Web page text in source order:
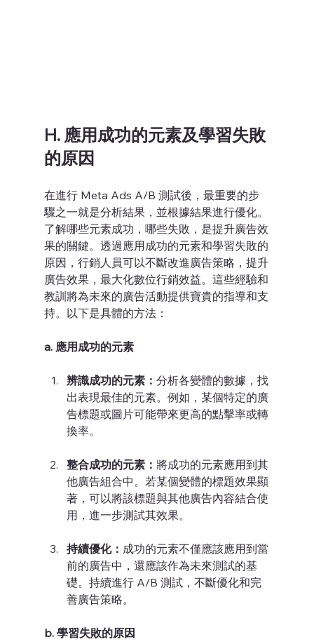
H. 應用成功的元素及學習失敗
的原因
在進行 Meta Ads A/B 測試後，最重要的步
驟之一就是分析結果，並根據結果進行優化。
了解哪些元素成功，哪些失敗，是提升廣告效
果的關鍵。透過應用成功的元素和學習失敗的
原因，行銷人員可以不斷改進廣告策略，提升
廣告效果，最大化數位行銷效益。這些經驗和
教訓將為未來的廣告活動提供寶貴的指導和支
持。以下是具體的方法：
a. 應用成功的元素
辨識成功的元素： 分析各變體的數據，找
出表現最佳的元素。例如，某個特定的廣
告標題或圖片可能帶來更高的點擊率或轉
換率。
整合成功的元素： 將成功的元素應用到其
他廣告組合中。若某個變體的標題效果顯
著，可以將該標題與其他廣告內容結合使
用，進一步測試其效果。
持續優化： 成功的元素不僅應該應用到當
前的廣告中，還應該作為未來測試的基
礎。持續進行 A/B 測試，不斷優化和完
善廣告策略。
b. 學習失敗的原因